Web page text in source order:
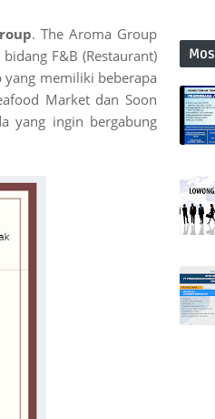
. The Aroma Group
F&B (Restaurant)
memiliki beberapa
Market dan Soon
yang ingin bergabung